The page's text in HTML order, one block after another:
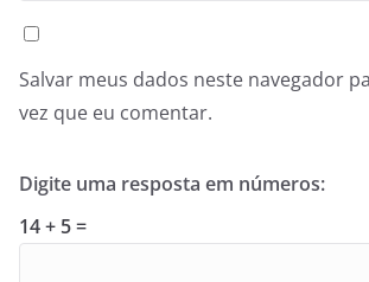
Salvar meus dados neste navegador
vez que eu comentar.
Digite uma resposta em números:
14 + 5 =